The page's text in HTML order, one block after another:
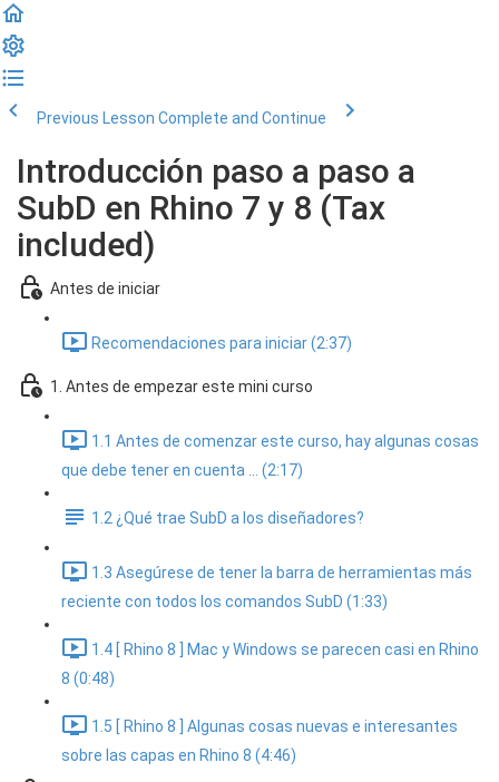
Previous Lesson Complete and Continue
Introducción paso a paso a
SubD en Rhino 7 y 8 (Tax
included)
Antes de iniciar
Recomendaciones para iniciar (2:37)
1. Antes de empezar este mini curso
1.1 Antes de comenzar este curso, hay algunas cosas
que debe tener en cuenta ... (2:17)
1.2 ¿Qué trae SubD a los diseñadores?
1.3 Asegúrese de tener la barra de herramientas más
reciente con todos los comandos SubD (1:33)
1.4 [ Rhino 8 ] Mac y Windows se parecen casi en Rhino
8 (0:48)
1.5 [ Rhino 8 ] Algunas cosas nuevas e interesantes
sobre las capas en Rhino 8 (4:46)